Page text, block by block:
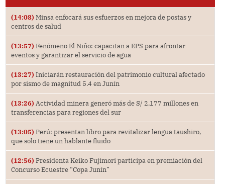
(14:08) Minsa enfocará sus esfuerzos en mejora de postas y
centros de salud
(13:57) Fenómeno El Niño: capacitan a EPS para afrontar
eventos y garantizar el servicio de agua
(13:27) Iniciarán restauración del patrimonio cultural afectado
por sismo de magnitud 5.4 en Junín
(13:26) Actividad minera generó más de S/ 2,177 millones en
transferencias para regiones del sur
(13:05) Perú: presentan libro para revitalizar lengua taushiro,
que solo tiene un hablante fluido
(12:56) Presidenta Keiko Fujimori participa en premiación del
Concurso Ecuestre “Copa Junín”